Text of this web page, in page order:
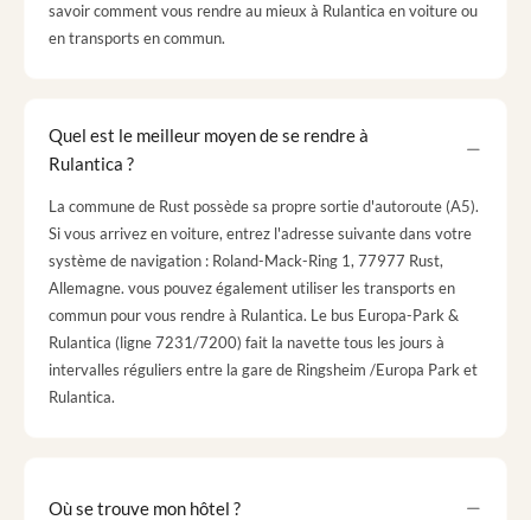
savoir comment vous rendre au mieux à Rulantica en voiture ou
en transports en commun.
Quel est le meilleur moyen de se rendre à
Rulantica ?
La commune de Rust possède sa propre sortie d'autoroute (A5).
Si vous arrivez en voiture, entrez l'adresse suivante dans votre
système de navigation : Roland-Mack-Ring 1, 77977 Rust,
Allemagne. vous pouvez également utiliser les transports en
commun pour vous rendre à Rulantica. Le bus Europa-Park &
Rulantica (ligne 7231/7200) fait la navette tous les jours à
intervalles réguliers entre la gare de Ringsheim /Europa Park et
Rulantica.
Où se trouve mon hôtel ?